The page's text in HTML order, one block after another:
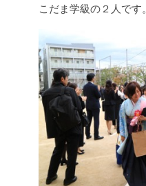
こだま学級の２人です。